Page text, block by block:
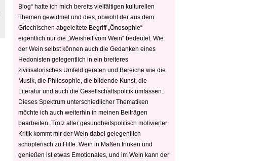
Blog“ hatte ich mich bereits vielfältigen kulturellen
Themen gewidmet und dies, obwohl der aus dem
Griechischen abgeleitete Begriff „Önosophie“
eigentlich nur die „Weisheit vom Wein“ bedeutet. Wie
der Wein selbst können auch die Gedanken eines
Hedonisten gelegentlich in ein breiteres
zivilisatorisches Umfeld geraten und Bereiche wie die
Musik, die Philosophie, die bildende Kunst, die
Literatur und auch die Gesellschaftspolitik umfassen.
Dieses Spektrum unterschiedlicher Thematiken
möchte ich auch weiterhin in meinen Beiträgen
bearbeiten. Trotz aller gesundheitspolitisch motivierter
Kritik kommt mir der Wein dabei gelegentlich
schöpferisch zu Hilfe. Wein in Maßen trinken und
genießen ist etwas Emotionales, und im Wein kann der